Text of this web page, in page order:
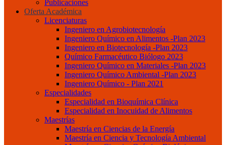
Publicaciones
Oferta Académica
Licenciaturas
Ingeniero en Agrobiotecnología
Ingeniero Químico en Alimentos -Plan 2023
Ingeniero en Biotecnología -Plan 2023
Químico Farmacéutico Biólogo 2023
Ingeniero Químico en Materiales -Plan 2023
Ingeniero Químico Ambiental -Plan 2023
Ingeniero Químico - Plan 2021
Especialidades
Especialidad en Bioquímica Clínica
Especialidad en Inocuidad de Alimentos
Maestrías
Maestría en Ciencias de la Energía
Maestría en Ciencia y Tecnología Ambiental